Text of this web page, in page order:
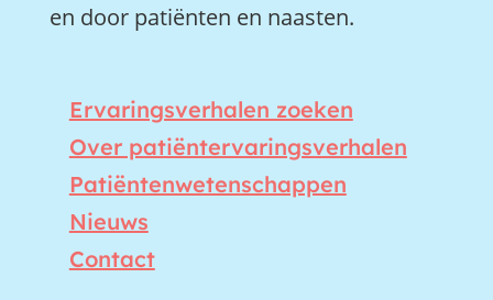
en door patiënten en naasten.
Ervaringsverhalen zoeken
Over patiëntervaringsverhalen
Patiëntenwetenschappen
Nieuws
Contact